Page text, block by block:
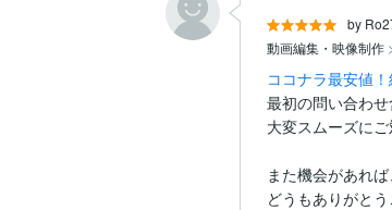
by
動画編集・映像制作
ココナラ最安値
最初の問い合わ
大変スムーズにご
また機会があれ
どうもありがと